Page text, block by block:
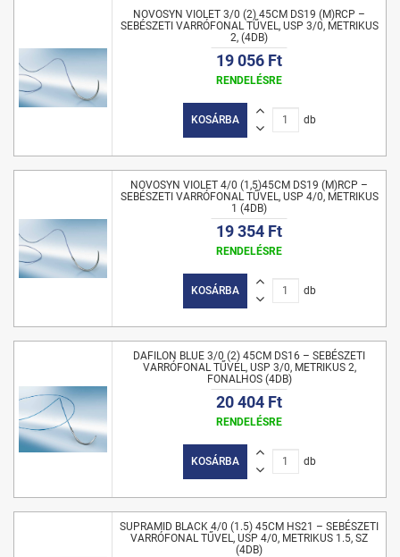
NOVOSYN VIOLET 3/0 (2) 45CM DS19 (M)RCP –
SEBÉSZETI VARRÓFONAL TŰVEL, USP 3/0, METRIKUS
2, (4DB)
19 056 Ft
RENDELÉSRE
KOSÁRBA db
NOVOSYN VIOLET 4/0 (1,5)45CM DS19 (M)RCP –
SEBÉSZETI VARRÓFONAL TŰVEL, USP 4/0, METRIKUS
1 (4DB)
19 354 Ft
RENDELÉSRE
KOSÁRBA db
DAFILON BLUE 3/0 (2) 45CM DS16 – SEBÉSZETI
VARRÓFONAL TŰVEL, USP 3/0, METRIKUS 2,
FONALHOS (4DB)
20 404 Ft
RENDELÉSRE
KOSÁRBA db
SUPRAMID BLACK 4/0 (1.5) 45CM HS21 – SEBÉSZETI
VARRÓFONAL TŰVEL, USP 4/0, METRIKUS 1.5, SZ
(4DB)